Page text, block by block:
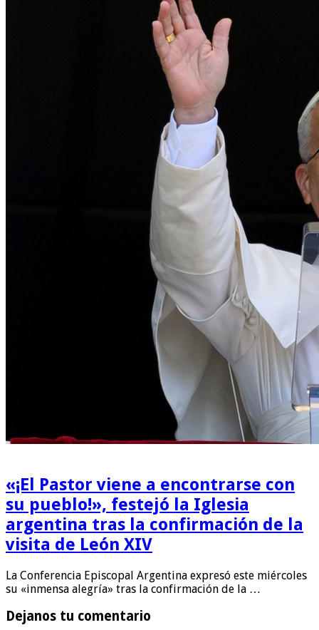
«¡El Pastor viene a encontrarse con
su pueblo!», festejó la Iglesia
argentina tras la confirmación de la
visita de León XIV
La Conferencia Episcopal Argentina expresó este miércoles
su «inmensa alegría» tras la confirmación de la …
Dejanos tu comentario